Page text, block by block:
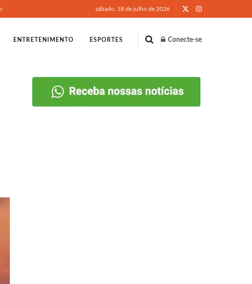
sábado, 18 de julho de 2026
ENTRETENIMENTO ESPORTES Conecte-se